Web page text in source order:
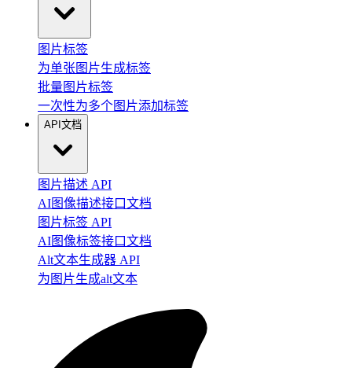
图片标签
为单张图片生成标签
批量图片标签
一次性为多个图片添加标签
API文档
图片描述 API
AI图像描述接口文档
图片标签 API
AI图像标签接口文档
Alt文本生成器 API
为图片生成alt文本